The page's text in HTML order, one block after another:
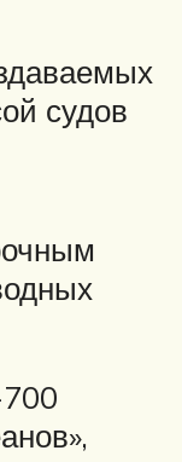
судов